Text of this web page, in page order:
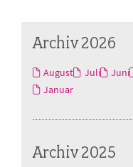
Archiv 2026
August Juli Juni
Januar
Archiv 2025